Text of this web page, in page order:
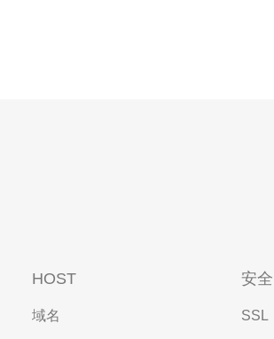
HOST
域名
安全
SSL